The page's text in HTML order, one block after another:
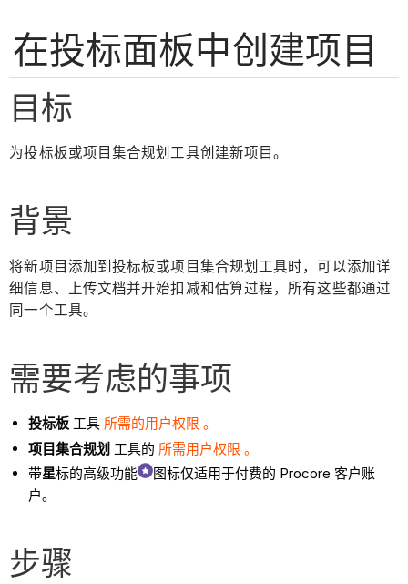
在投标面板中创建项目
目标
为投标板或项目集合规划工具创建新项目。
背景
将新项目添加到投标板或项目集合规划工具时，可以添加详
细信息、上传文档并开始扣减和估算过程，所有这些都通过
同一个工具。
需要考虑的事项
投标板 工具 所需的用户权限 。
项目集合规划 工具的 所需用户权限 。
带星标的高级功能
图标仅适用于付费的 Procore 客户账
户。
步骤